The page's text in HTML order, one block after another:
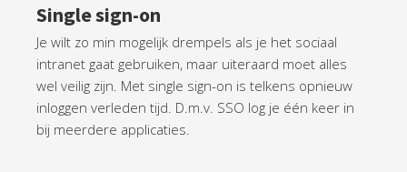
Single sign-on
Je wilt zo min mogelijk drempels als je het sociaal
intranet gaat gebruiken, maar uiteraard moet alles
wel veilig zijn. Met single sign-on is telkens opnieuw
inloggen verleden tijd. D.m.v. SSO log je één keer in
bij meerdere applicaties.